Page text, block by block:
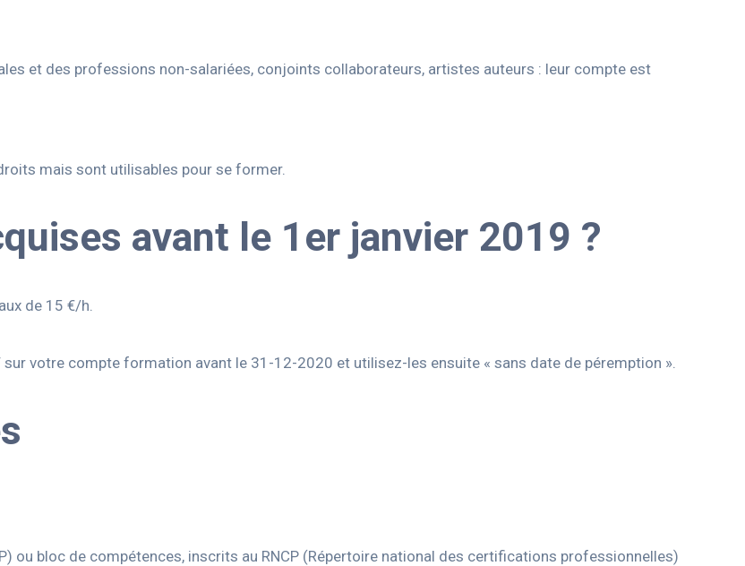
et des professions non-salariées, conjoints collaborateurs, artistes auteurs : leur compte est
mais sont utilisables pour se former.
avant le 1er janvier 2019 ?
de 15 €/h.
votre compte formation avant le 31-12-2020 et utilisez-les ensuite « sans date de péremption ».
ou bloc de compétences, inscrits au RNCP (Répertoire national des certifications professionnelles)